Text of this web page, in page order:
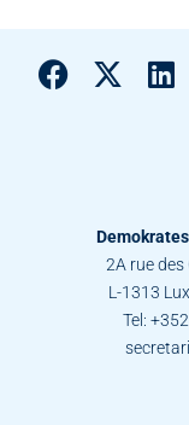
2A rue
L-1313
Tel: